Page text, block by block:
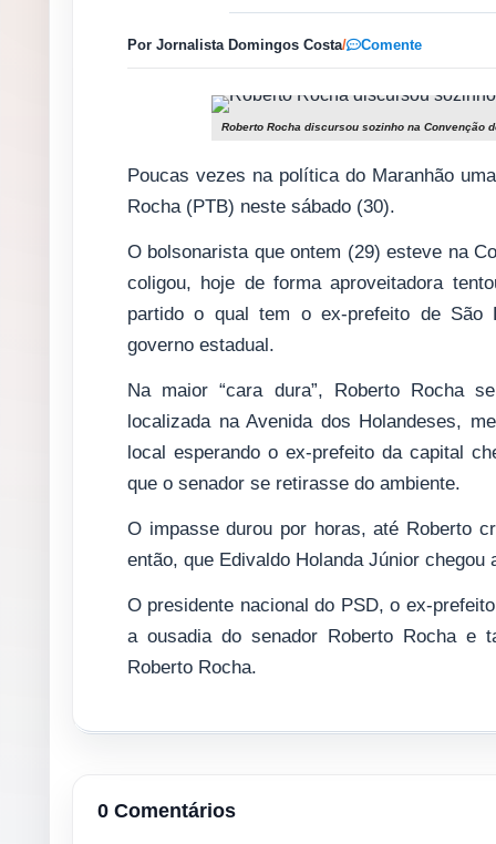
Por Jornalista Domingos Costa/ Comente
Roberto Rocha discursou sozinho na Convenção
Poucas vezes na política do Maranhão
Rocha (PTB) neste sábado (30).
O bolsonarista que ontem (29) esteve na
coligou, hoje de forma aproveitadora
partido o qual tem o ex-prefeito de São
governo estadual.
Na maior “cara dura”, Roberto Rocha
localizada na Avenida dos Holandeses,
local esperando o ex-prefeito da capital
que o senador se retirasse do ambiente.
O impasse durou por horas, até Roberto
então, que Edivaldo Holanda Júnior chegou
O presidente nacional do PSD, o ex-
a ousadia do senador Roberto Rocha e
Roberto Rocha.
0 Comentários